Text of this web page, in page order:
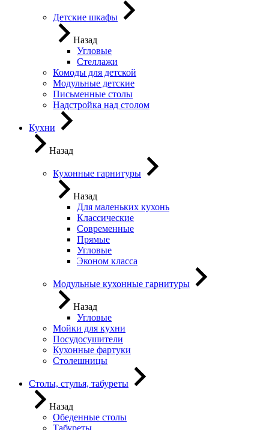
Детские шкафы
Назад
Угловые
Стеллажи
Комоды для детской
Модульные детские
Письменные столы
Надстройка над столом
Кухни
Назад
Кухонные гарнитуры
Назад
Для маленьких кухонь
Классические
Современные
Прямые
Угловые
Эконом класса
Модульные кухонные гарнитуры
Назад
Угловые
Мойки для кухни
Посудосушители
Кухонные фартуки
Столешницы
Столы, стулья, табуреты
Назад
Обеденные столы
Табуреты